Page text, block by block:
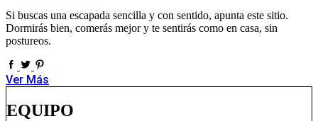
Si buscas una escapada sencilla y con sentido, apunta este sitio.
Dormirás bien, comerás mejor y te sentirás como en casa, sin
postureos.
Ver Más
EQUIPO